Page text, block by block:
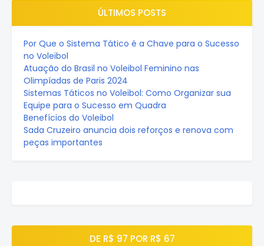
ÚLTIMOS POSTS
Por Que o Sistema Tático é a Chave para o Sucesso
no Voleibol
Atuação do Brasil no Voleibol Feminino nas
Olimpíadas de Paris 2024
Sistemas Táticos no Voleibol: Como Organizar sua
Equipe para o Sucesso em Quadra
Benefícios do Voleibol
Sada Cruzeiro anuncia dois reforços e renova com
peças importantes
DE R$ 97 POR R$ 67